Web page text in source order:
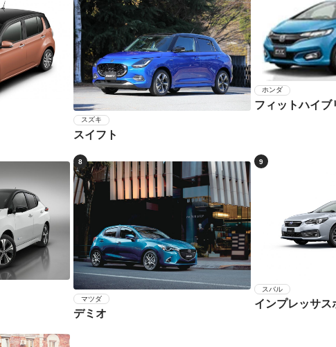
スズキ
スイフト
ホンダ
フィットハイブ
8
マツダ
デミオ
9
スバル
インプレッサス